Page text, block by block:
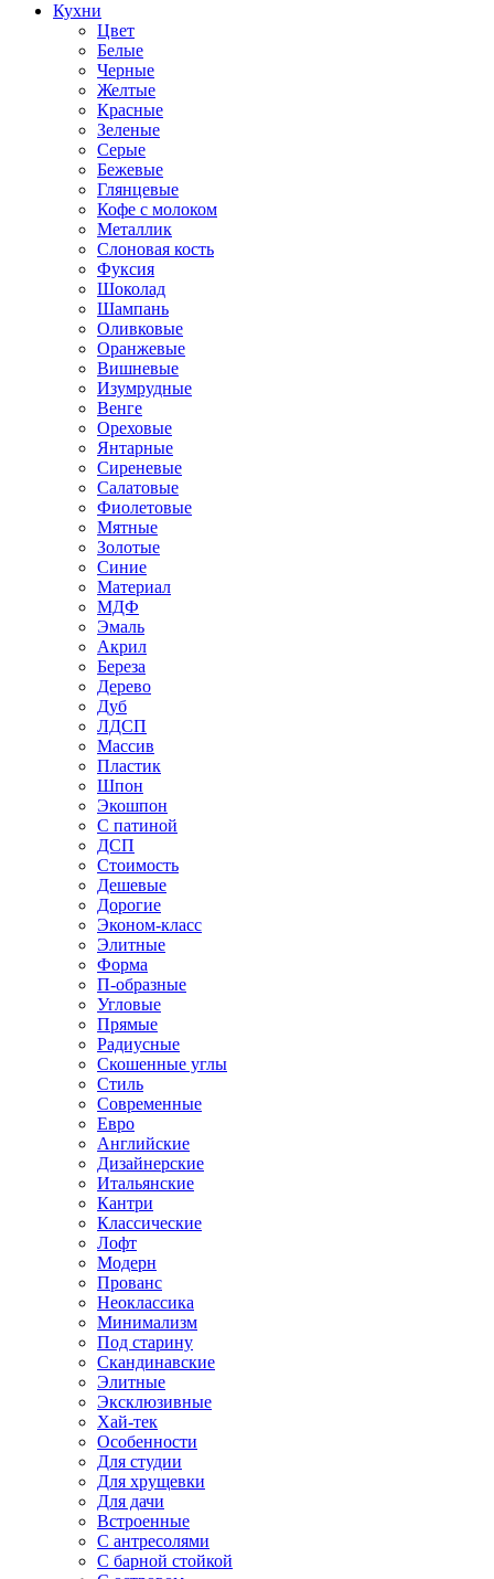
Кухни
Цвет
Белые
Черные
Желтые
Красные
Зеленые
Серые
Бежевые
Глянцевые
Кофе с молоком
Металлик
Слоновая кость
Фуксия
Шоколад
Шампань
Оливковые
Оранжевые
Вишневые
Изумрудные
Венге
Ореховые
Янтарные
Сиреневые
Салатовые
Фиолетовые
Мятные
Золотые
Синие
Материал
МДФ
Эмаль
Акрил
Береза
Дерево
Дуб
ЛДСП
Массив
Пластик
Шпон
Экошпон
С патиной
ДСП
Стоимость
Дешевые
Дорогие
Эконом-класс
Элитные
Форма
П-образные
Угловые
Прямые
Радиусные
Скошенные углы
Стиль
Современные
Евро
Английские
Дизайнерские
Итальянские
Кантри
Классические
Лофт
Модерн
Прованс
Неоклассика
Минимализм
Под старину
Скандинавские
Элитные
Эксклюзивные
Хай-тек
Особенности
Для студии
Для хрущевки
Для дачи
Встроенные
С антресолями
С барной стойкой